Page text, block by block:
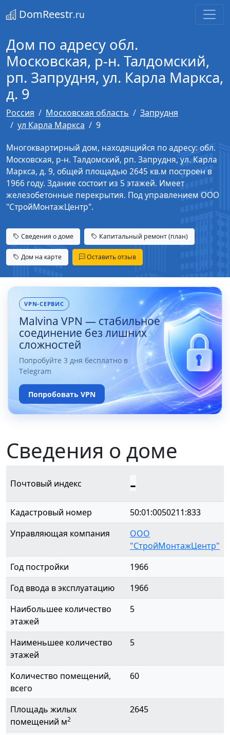
DomReestr.ru
Дом по адресу обл.
Московская, р-н. Талдомский,
рп. Запрудня, ул. Карла Маркса,
д. 9
Россия Московская область
Запрудня
ул Карла Маркса
9
Многоквартирный дом, находящийся по адресу: обл.
Московская, р-н. Талдомский, рп. Запрудня, ул. Карла
Маркса, д. 9, общей площадью 2645 кв.м построен в
1966 году. Здание состоит из 5 этажей. Имеет
железобетонные перекрытия. Под управлением ООО
"СтройМонтажЦентр".
Сведения о доме Капитальный ремонт (план)
Дом на карте Оставить отзыв
VPN-СЕРВИС
Malvina VPN — стабильное
соединение без лишних
сложностей
Попробуйте 3 дня бесплатно в
Telegram
Попробовать VPN
Сведения о доме
Почтовый индекс -
Кадастровый номер
50:01:0050211:833
Управляющая компания
ООО
"СтройМонтажЦентр"
Год постройки
1966
Год ввода в эксплуатацию
1966
Наибольшее количество
этажей
5
Наименьшее количество
этажей
5
Количество помещений,
всего
60
Площадь жилых
помещений м2
2645